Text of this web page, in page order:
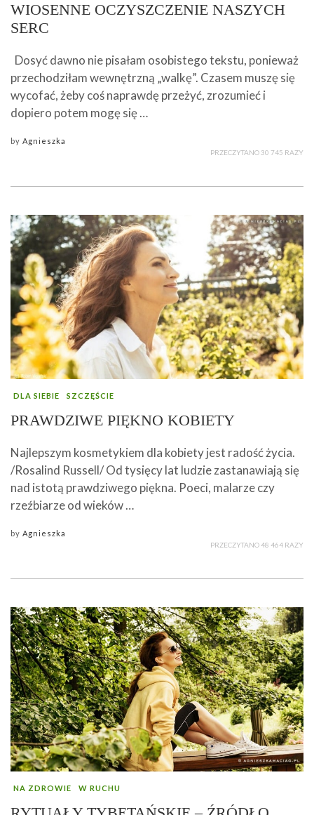
WIOSENNE OCZYSZCZENIE NASZYCH
SERC
Dosyć dawno nie pisałam osobistego tekstu, ponieważ
przechodziłam wewnętrzną „walkę”. Czasem muszę się
wycofać, żeby coś naprawdę przeżyć, zrozumieć i
dopiero potem mogę się …
by Agnieszka
PRZECZYTANO 30 745 RAZY
DLA SIEBIE SZCZĘŚCIE
PRAWDZIWE PIĘKNO KOBIETY
Najlepszym kosmetykiem dla kobiety jest radość życia.
/Rosalind Russell/ Od tysięcy lat ludzie zastanawiają się
nad istotą prawdziwego piękna. Poeci, malarze czy
rzeźbiarze od wieków …
by Agnieszka
PRZECZYTANO 48 464 RAZY
NA ZDROWIE W RUCHU